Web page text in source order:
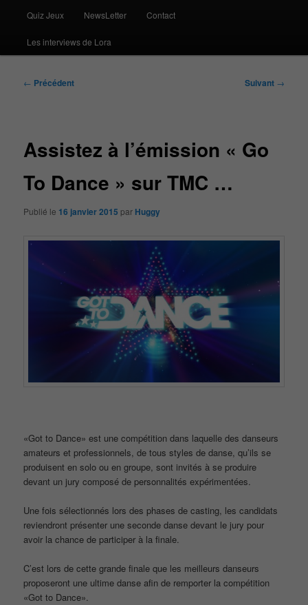
Quiz Jeux NewsLetter Contact
Les interviews de Lora
Navigation
← Précédent Suivant →
Assistez à l’émission « Go
To Dance » sur TMC …
Publié le 16 janvier 2015 par Huggy
«Got to Dance» est une compétition dans laquelle des danseurs
amateurs et professionnels, de tous styles de danse, qu’ils se
produisent en solo ou en groupe, sont invités à se produire
devant un jury composé de personnalités expérimentées.
Une fois sélectionnés lors des phases de casting, les candidats
reviendront présenter une seconde danse devant le jury pour
avoir la chance de participer à la finale.
C’est lors de cette grande finale que les meilleurs danseurs
proposeront une ultime danse afin de remporter la compétition
«Got to Dance».